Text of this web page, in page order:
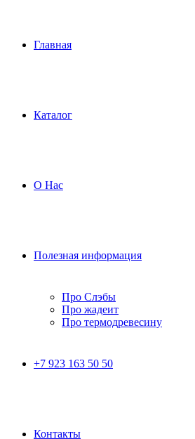
Главная
Каталог
О Нас
Полезная информация
Про Слэбы
Про жадеит
Про термодревесину
+7 923 163 50 50
Контакты